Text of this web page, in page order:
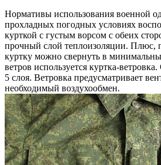
Нормативы использования военной
прохладных погодных условиях
курткой с густым ворсом с обеих
прочный слой теплоизоляции. Плюс,
куртку можно свернуть в
ветров используется куртка-
5 слоя. Ветровка предусматривает
необходимый воздухообмен.